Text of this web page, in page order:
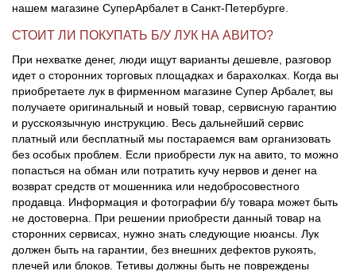
нашем магазине СуперАрбалет в Санкт-Петербурге.
СТОИТ ЛИ ПОКУПАТЬ Б/У ЛУК НА АВИТО?
При нехватке денег, люди ищут варианты дешевле, разговор
идет о сторонних торговых площадках и барахолках. Когда вы
приобретаете лук в фирменном магазине Супер Арбалет, вы
получаете оригинальный и новый товар, сервисную гарантию
и русскоязычную инструкцию. Весь дальнейший сервис
платный или бесплатный мы постараемся вам организовать
без особых проблем. Если приобрести лук на авито, то можно
попасться на обман или потратить кучу нервов и денег на
возврат средств от мошенника или недобросовестного
продавца. Информация и фотографии б/у товара может быть
не достоверна. При решении приобрести данный товар на
сторонних сервисах, нужно знать следующие нюансы. Лук
должен быть на гарантии, без внешних дефектов рукоять,
плечей или блоков. Тетивы должны быть не повреждены